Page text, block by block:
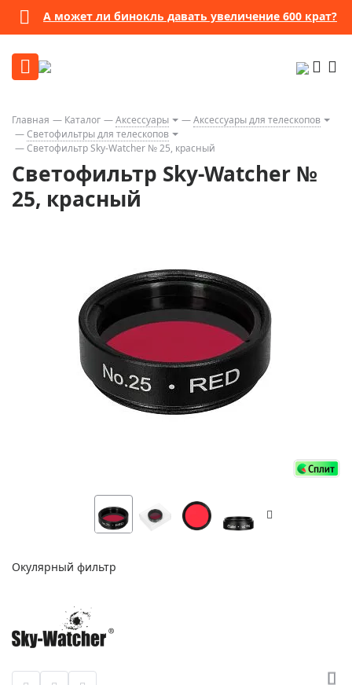
А может ли бинокль давать увеличение 600 крат?
Главная Каталог Аксессуары
Аксессуары для телескопов
Светофильтры для телескопов
Светофильтр Sky-Watcher № 25, красный
Светофильтр Sky-Watcher №
25, красный
Окулярный фильтр